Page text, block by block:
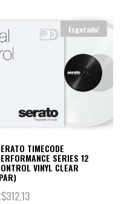
Esgotado!
TIMECODE
SERIES 12
VINYL CLEAR
312,13